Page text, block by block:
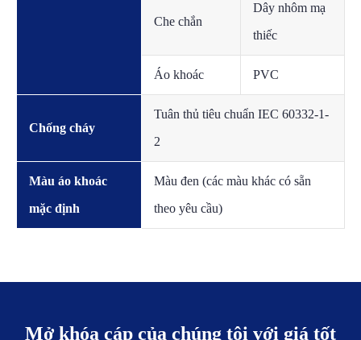
Che chắn
Dây nhôm mạ
thiếc
Áo khoác PVC
Chống cháy
Tuân thủ tiêu chuẩn IEC 60332-1-
2
Màu áo khoác
mặc định
Màu đen (các màu khác có sẵn
theo yêu cầu)
Mở khóa cáp của chúng tôi với giá tốt